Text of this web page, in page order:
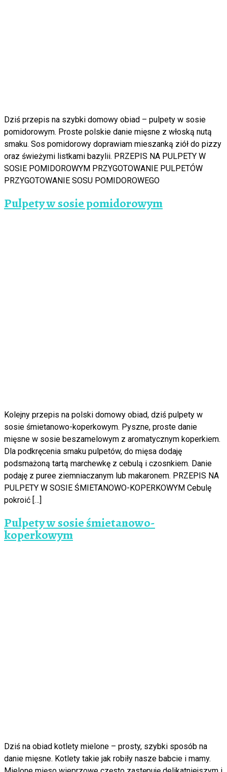
Dziś przepis na szybki domowy obiad – pulpety w sosie
pomidorowym. Proste polskie danie mięsne z włoską nutą
smaku. Sos pomidorowy doprawiam mieszanką ziół do pizzy
oraz świeżymi listkami bazylii. PRZEPIS NA PULPETY W
SOSIE POMIDOROWYM PRZYGOTOWANIE PULPETÓW
PRZYGOTOWANIE SOSU POMIDOROWEGO
Pulpety w sosie pomidorowym
Kolejny przepis na polski domowy obiad, dziś pulpety w
sosie śmietanowo-koperkowym. Pyszne, proste danie
mięsne w sosie beszamelowym z aromatycznym koperkiem.
Dla podkręcenia smaku pulpetów, do mięsa dodaję
podsmażoną tartą marchewkę z cebulą i czosnkiem. Danie
podaję z puree ziemniaczanym lub makaronem. PRZEPIS NA
PULPETY W SOSIE ŚMIETANOWO-KOPERKOWYM Cebulę
pokroić […]
Pulpety w sosie śmietanowo-
koperkowym
Dziś na obiad kotlety mielone – prosty, szybki sposób na
danie mięsne. Kotlety takie jak robiły nasze babcie i mamy.